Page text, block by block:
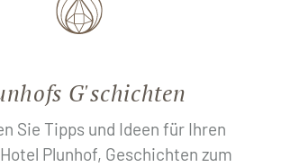
G'schichten
Sie Tipps und Ideen für Ihren
Plunhof, Geschichten zum